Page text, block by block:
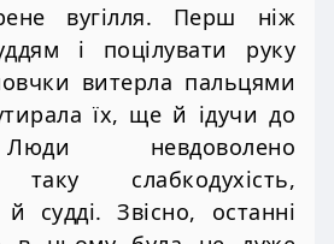
вугілля. Перш ніж
і поцілувати руку
витерла пальцями
їх, ще й ідучи до
невдоволено
таку слабкодухість,
судді. Звісно, останні